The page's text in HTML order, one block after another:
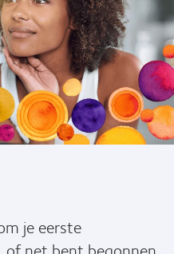
je eerste